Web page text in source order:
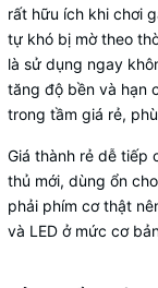
rất hữu ích khi chơi
tự khó bị mờ theo
là sử dụng ngay
tăng độ bền và hạn
trong tầm giá rẻ,
Giá thành rẻ dễ tiếp
thủ mới, dùng ổn
phải phím cơ thật
và LED ở mức cơ